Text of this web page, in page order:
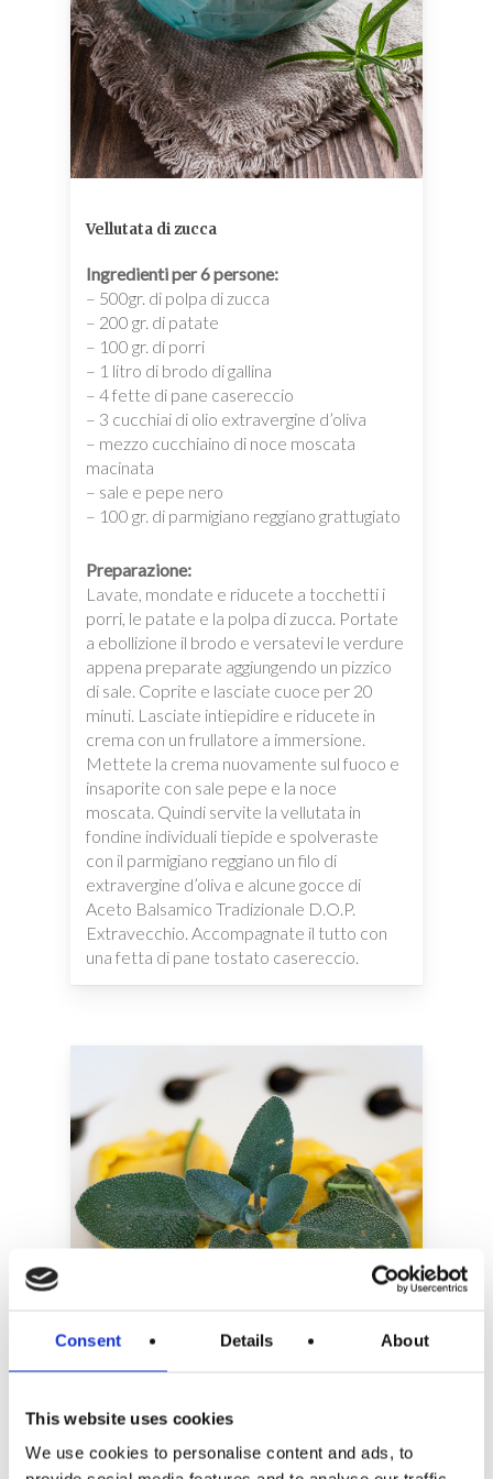
Consent Details About
This website uses cookies
We use cookies to personalise content and ads, to
Vellutata di zucca
Ingredienti per 6 persone:
– 500gr. di polpa di zucca
– 200 gr. di patate
– 100 gr. di porri
– 1 litro di brodo di gallina
– 4 fette di pane casereccio
– 3 cucchiai di olio extravergine d’oliva
– mezzo cucchiaino di noce moscata
macinata
– sale e pepe nero
– 100 gr. di parmigiano reggiano grattugiato
Preparazione:
Lavate, mondate e riducete a tocchetti i
porri, le patate e la polpa di zucca. Portate
a ebollizione il brodo e versatevi le verdure
appena preparate aggiungendo un pizzico
di sale. Coprite e lasciate cuoce per 20
minuti. Lasciate intiepidire e riducete in
crema con un frullatore a immersione.
Mettete la crema nuovamente sul fuoco e
insaporite con sale pepe e la noce
moscata. Quindi servite la vellutata in
fondine individuali tiepide e spolveraste
con il parmigiano reggiano un filo di
extravergine d’oliva e alcune gocce di
Aceto Balsamico Tradizionale D.O.P.
Extravecchio. Accompagnate il tutto con
una fetta di pane tostato casereccio.